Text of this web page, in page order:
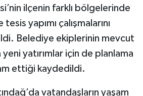
ilçenin farklı bölgelerinde
yapımı çalışmalarını
Belediye ekiplerinin mevcut
yeni yatırımlar için de planlama
ettiği kaydedildi.
vatandaşların yaşam